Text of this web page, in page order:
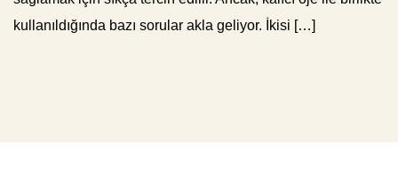
kullanıldığında bazı sorular akla geliyor. İkisi […]